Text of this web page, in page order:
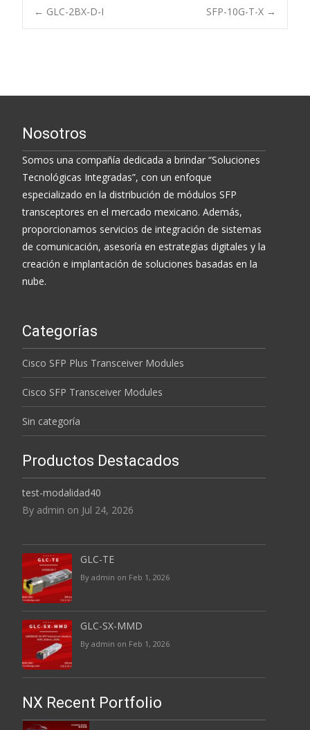
Post
← GLC-2BX-D-I SFP-10G-T-X →
Nosotros
Somos una compañía dedicada a brindar “Soluciones
Tecnológicas Integradas”, con un enfoque
especializado en la distribución de módulos SFP
transceptores en el mercado mexicano. Además,
proporcionamos servicios de integración de sistemas
de comunicación, asesoría en estrategias digitales y la
creación e implantación de soluciones basadas en la
nube.
Categorías
Cisco SFP Plus Transceiver Modules
Cisco SFP Transceiver Modules
Sin categoría
Productos Destacados
test-modalidad40
By admin on Jul 24, 2026
GLC-TE
By admin on Feb 1, 2026
GLC-SX-MMD
By admin on Feb 1, 2026
NX Recent Portfolio